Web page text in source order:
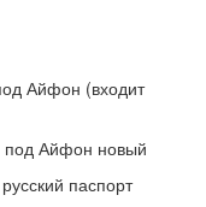
Айфон (входит
под Айфон новый
паспорт